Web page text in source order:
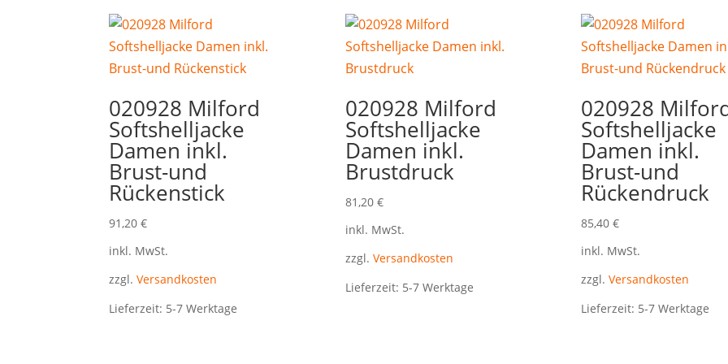
020928 Milford
Softshelljacke
Damen inkl.
Brust-und
Rückenstick
91,20€
inkl. MwSt.
zzgl.Versandkosten
Lieferzeit: 5-7 Werktage
020928 Milford
Softshelljacke
Damen inkl.
Brustdruck
81,20 €
inkl. MwSt.
zzgl. Versandkosten
Lieferzeit: 5-7 Werktage
020928
Softshelljacke
Damen inkl.
Brust-und
Rückendruck
85,40 €
inkl. MwSt.
zzgl. Versandkosten
Lieferzeit: 5-7 Werktage